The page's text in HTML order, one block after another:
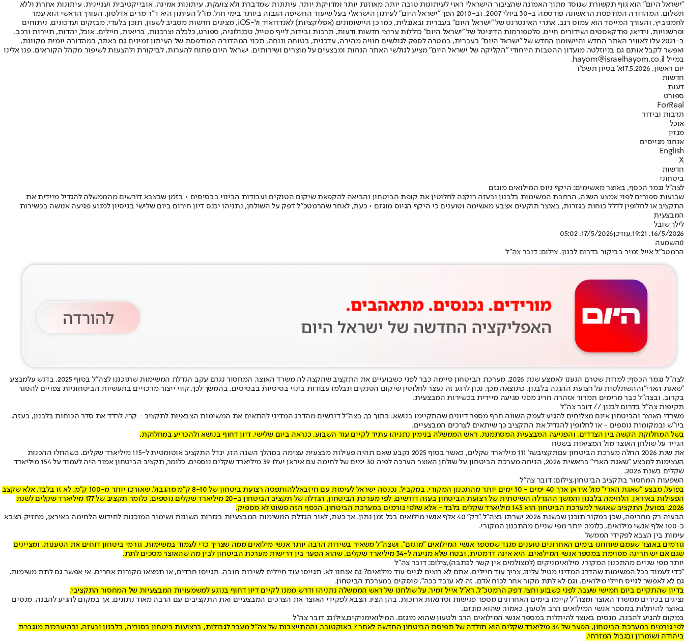
"ישראל היום" הוא גוף תקשורת שנוסד מתוך האמונה שהציבור הישראלי ראוי לעיתונות טובה יותר, מאוזנת יותר ומדויקת יותר. עיתונות שמדברת ולא צועקת. עיתונות אמינה, אובייקטיבית ועניינית. עיתונות אחרת וללא
תשלום. המהדורה המודפסת הראשונה פורסמה ב-30 ביולי 2007, וב-2010 הפך "ישראל היום" לעיתון הישראלי בעל שיעור החשיפה הגבוה ביותר בימי חול. מו"ל העיתון היא ד"ר מרים אדלסון. העורך הראשי הוא עמר
לחמנוביץ, והעורך המייסד הוא עמוס רגב. אתרי האינטרנט של "ישראל היום" בעברית ובאנגלית, כמו כן היישומונים (אפליקציות) לאנדרואיד ול-iOS, מציגים חדשות מסביב לשעון, תוכן בלעדי, מבזקים ועדכונים, ניתוחים
ופרשנויות, וידיאו, פודקאסטים ושידורים חיים. פלטפורמות הדיגיטל של "ישראל היום" כוללות ערוצי חדשות ודעות, תרבות ובידור, לייף סטייל, טכנולוגיה, ספורט, כלכלה וצרכנות, בריאות, חיילים, אוכל, יהדות, תיירות ורכב.
ב-2021 עלו לאוויר האתר החדש והיישומון החדש של "ישראל היום" בעברית, במטרה לספק לגולשים חוויה מהירה, עדכנית, בטוחה ונוחה. תכני המהדורה המודפסת של העיתון זמינים גם באתר, במהדורה יומית מקוונת,
ואפשר לקבל אותם גם בניוזלטר. מועדון ההטבות הייחודי "הקליקה של ישראל היום" מציע לגולשי האתר הנחות ומבצעים על מוצרים ושירותים. ישראל היום פתוח להערות, לביקורת ולהצעות לשיפור מקהל הקוראים. פנו אלינו
במייל hayom@israelhayom.co.il.
יום ראשון, 17.5.2026
א' בסיון תשפ"ו
חדשות
דעות
ספורט
ForReal
תרבות ובידור
אוכל
מגזין
אנחנו מגייסים
English
X
חדשות
ביטחוני
לצה"ל נגמר הכסף, באוצר מאשימים: היקף גיוס המילואים מוגזם
שבועות ספורים לפני אמצע השנה, הרחבת המשימות בלבנון ובעזה רוקנה לחלוטין את קופת הביטחון והביאה להקפאת שיקום הטנקים ועבודות הבינוי בבסיסים • בזמן שבצבא דורשים מהממשלה להגדיל מיידית את
התקציב או לחלופין לדלל כוחות בגזרות, באוצר תוקעים אצבע מאשימה וטוענים כי היקף הגיוס מוגזם • כעת, לאחר שהרמטכ"ל דפק על השולחן, נתניהו יכנס דיון חירום ביום שלישי בניסיון למנוע פגיעה אנושה בכשירות
המבצעית
לילך שובל
16/5/2026, 19:21
,עודכן17/5/2026, 05:02
0השמעה
הרמטכ"ל אייל זמיר בביקור בדרום לבנון. צילום: דובר צה"ל
לצה״ל נגמר הכסף: למרות שטרם הגענו לאמצע שנת 2026, מערכת הביטחון סיימה כבר לפני כשבועיים את התקציב שהקצה לה משרד האוצר. המחסור נגרם עקב הגדלת המשימות שתוכננו לצה"ל בסוף 2025, בדגש על
מבצע
"שאגת הארי"וההשתלטות על רצועת ההגנה בלבנון. כתוצאה מכך, נכון לרגע זה נעצר לחלוטין שיקום הטנקים ונבלמו עבודות בינוי בסיסיות בבסיסים. בהמשך לכך, קווי ייצור מרכזיים בתעשיות הביטחוניות צפויים להסגר
בקרוב, ובצה״ל כבר מרימים תמרור אזהרה חריג מפני פגיעה מיידית בכשירות המבצעית.
תקיפות צה"ל בדרום לבנון // דובר צה"ל
משרדי האוצר והביטחון אינם מצליחים להגיע לעמק השווה חרף מספר דיונים שהתקיימו בנושא. בתוך כך, בצה"ל דורשים מהדרג המדיני להתאים את המשימות הצבאיות לתקציב - קרי, לרדד את סדר הכוחות בלבנון, בעזה,
ביו"ש ובמקומות נוספים - או לחלופין להגדיל את התקציב כך שיתאים לצרכים המבצעיים.
בשל המחלוקת הקשה בין הצדדים, והפגיעה המבצעית המסתמנת, ראש הממשלה בנימין נתניהו עתיד לקיים עוד השבוע, כנראה ביום שלישי, דיון דחוף בנושא ולהכריע במחלוקת.
הנייר על שולחן האוצר מול המציאות בשטח
את שנת 2026 החלה מערכת הביטחון עם
תקציב
של 111 מיליארד שקלים, כאשר בסוף 2025 נקבע שאם תהיה פעילות מבצעית עצימה במהלך השנה הזו, יגדל התקציב אוטומטית ל-115 מיליארד שקלים. כשהחלו ההכנות
העצימות למבצע "שאגת הארי" בראשית 2026, הניחה מערכת הביטחון על שולחן האוצר הערכה לפיה 30 ימים של לחימה עם איראן יעלו 39 מיליארד שקלים נוספים. כלומר, תקציב הביטחון אמור היה לעמוד על 154 מיליארד
שקלים בשנת 2026.
השפעות המחסור בתקציב הביטחון,צילום: דובר צה"ל
בפועל, מבצע "שאגת הארי" מול איראן ארך 40 ימים - 10 ימים יותר מהתכנון המקורי. במקביל, נכנסה ישראל ל
עימות עם חיזבאללה
ותפסה רצועת ביטחון של 8-10 ק״מ מהגבול, שאורכו יותר מ-100 ק"מ. לא זו בלבד, אלא שקצב
הפעילות באיראן, הלחימה בלבנון והמשך ההגדלה השיטתית של רצועת הביטחון בעזה דורשים, לפי מערכת הביטחון, הגדלה של תקציב הביטחון ב-20 מיליארד שקלים נוספים, כלומר תקציב של 177 מיליארד שקלים לשנת
2026. בפועל, התקציב שאושר למערכת הביטחון הוא 143 מיליארד שקלים בלבד - אלא שלפי גורמים במערכת הביטחון, הכסף הזה פשוט לא מספיק.
הבעיה רק מחריפה, שכן במקור תוכנן שבשנת 2026 ישרתו בצה"ל "רק" 40 אלף אנשי מילואים בכל זמן נתון. אך כעת, לאור הגדלת המשימות המבצעיות בגזרות השונות ושימור המוכנות לחידוש הלחימה באיראן, מחזיק הצבא
כ-100 אלף אנשי מילואים, כלומר, יותר מפי שניים מהתכנון המקורי.
עימות בין הצבא לפקידי הממשל
גורמים באוצר שעמם שוחחנו בימים האחרונים טוענים מנגד שמספר אנשי המילואים "מוגזם", ושצה"ל משאיר בשירות הרבה יותר אנשי מילואים ממה שצריך כדי לעמוד במשימות. גורמי ביטחון דוחים את הטענות, ומציינים
שגם אם יש חריגה מסוימת במספר אנשי המילואים, היא אינה דרמטית, ובטח שלא מגיעה ל-34 מיליארד שקלים, שהוא הפער בין דרישות מערכת הביטחון לבין מה שהאוצר מסכים לתת.
יותר מפי שניים מהתכנון המקורי. מילואימניקים (למצולמים אין קשר לכתבה),צילום: דובר צה"ל
"כדי לעמוד בכל המשימות שהדרג המדיני מטיל עלינו, צריך עוד חיילים. אתם לא רוצים לגייס עוד מילואים? גם אנחנו לא. תגייסו עוד חיילים לשירות חובה. תגייסו חרדים, או תמצאו מקורות אחרים. אי אפשר גם לתת משימות,
גם לא לאפשר לגייס חיילי מילואים, וגם לא לתת מקור אחר לכוח אדם. זה לא עובד ככה", פוסקים במערכת הביטחון.
בדיון שהתקיים ביום חמישי שעבר, לפני כשבוע וחצי, דפק הרמטכ"ל, רא"ל אייל זמיר, על שולחנו של ראש הממשלה נתניהו ודרש ממנו לקיים דיון דחוף בנוגע למשמעויות המבצעיות של המחסור התקציבי.
נציגים בכירים ממשרד האוצר ומצה"ל קיימו בימים האחרונים מספר פגישות וסדנאות ארוכות, בהן הציג הצבא לפקידי האוצר את הצרכים המבצעיים ואת התקציבים עם הרבה מאוד נתונים. אך במקום להגיע להבנה, מנסים
באוצר להיתלות במספר אנשי המילואים הרב ולטעון, כאמור, שהוא מוגזם.
במקום להגיע להבנה, מנסים באוצר להיתלות במספר אנשי המילואים הרב ולטעון שהוא מוגזם. המילואימניקים,צילום: דובר צה"ל
לפי גורמים במערכת הביטחון, הפער של 34 מיליארד שקלים הוא תולדה של תפיסת הביטחון החדשה לאחר 7 באוקטובר, וההתייצבות של צה"ל מעבר לגבולות, ברצועות ביטחון בסוריה, בלבנון ובעזה, ובהיערכות מוגברת
ביהודה ושומרון ובגבול המזרחי.